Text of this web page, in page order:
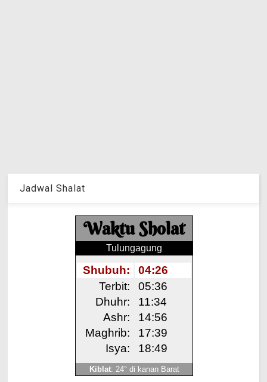
Jadwal Shalat